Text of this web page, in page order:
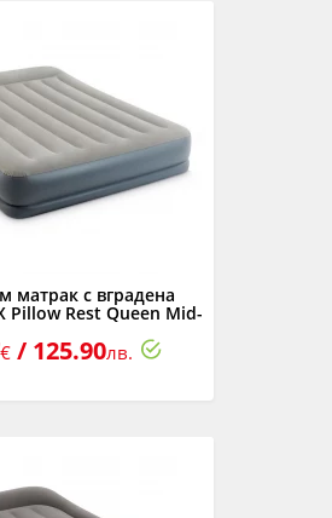
матрак с вградена
Pillow Rest Queen Mid-
€/ 125.90лв.